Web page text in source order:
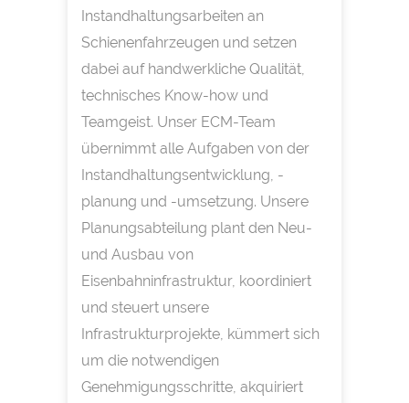
Instandhaltungsarbeiten an
Schienenfahrzeugen und setzen
dabei auf handwerkliche Qualität,
technisches Know-how und
Teamgeist. Unser ECM-Team
übernimmt alle Aufgaben von der
Instandhaltungsentwicklung, -
planung und -umsetzung. Unsere
Planungsabteilung plant den Neu-
und Ausbau von
Eisenbahninfrastruktur, koordiniert
und steuert unsere
Infrastrukturprojekte, kümmert sich
um die notwendigen
Genehmigungsschritte, akquiriert